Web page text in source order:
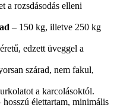
a rozsdásodás elleni
– 150 kg, illetve 250 kg
edzett üveggel a
szárad, nem fakul,
a karcolásoktól.
hosszú élettartam, minimális